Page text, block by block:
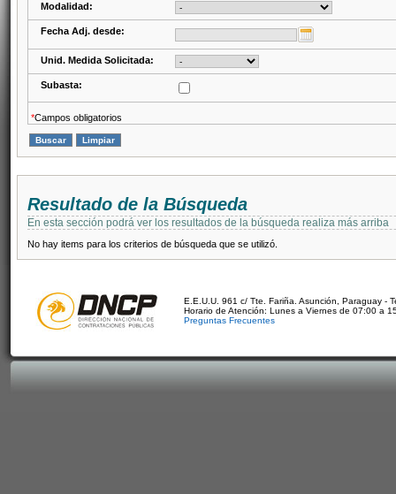
Modalidad:
Fecha Adj. desde:
Unid. Medida Solicitada:
Subasta:
*Campos obligatorios
Resultado de la Búsqueda
En esta sección podrá ver los resultados de la búsqueda realiza más arriba
No hay items para los criterios de búsqueda que se utilizó.
E.E.U.U. 961 c/ Tte. Fariña. Asunción, Paraguay -
Horario de Atención: Lunes a Viernes de 07:00 a
Preguntas Frecuentes